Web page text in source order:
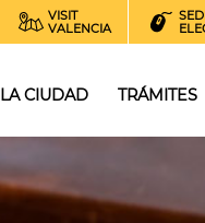
VISIT
VALENCIA
LA CIUDAD TRÁMITES